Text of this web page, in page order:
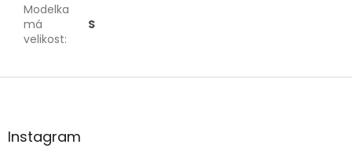
Modelka
má
velikost:
S
Z
aInstagram